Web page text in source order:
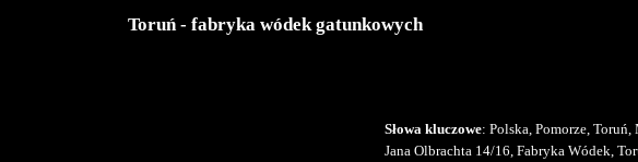
Toruń - fabryka wódek gatunkowych
Słowa kluczowe: Polska, Pomorze,
Jana Olbrachta 14/16, Fabryka Wódek,